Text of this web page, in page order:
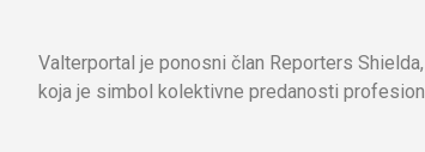
Valterportal je ponosni član Reporters
koja je simbol kolektivne predanosti